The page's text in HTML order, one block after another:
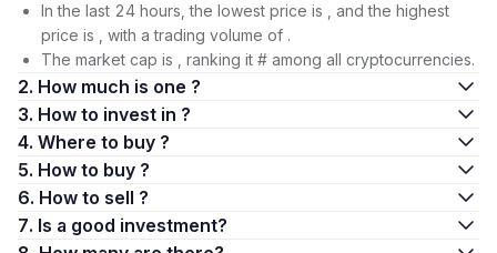
In the last 24 hours, the lowest price is , and the highest
price is , with a trading volume of .
The market cap is , ranking it # among all cryptocurrencies.
2. How much is one ?
3. How to invest in ?
4. Where to buy ?
5. How to buy ?
6. How to sell ?
7. Is a good investment?